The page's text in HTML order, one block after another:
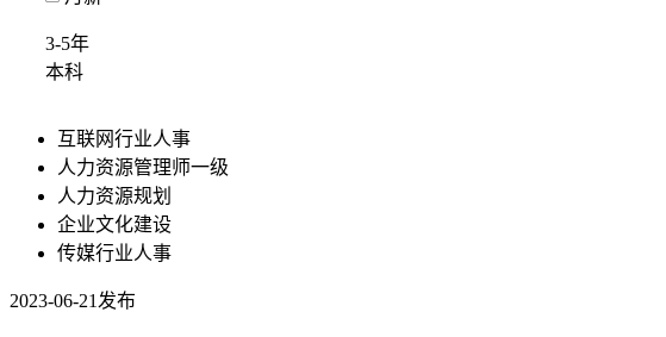
3-5年
本科
互联网行业人事
人力资源管理师一级
人力资源规划
企业文化建设
传媒行业人事
2023-06-21发布